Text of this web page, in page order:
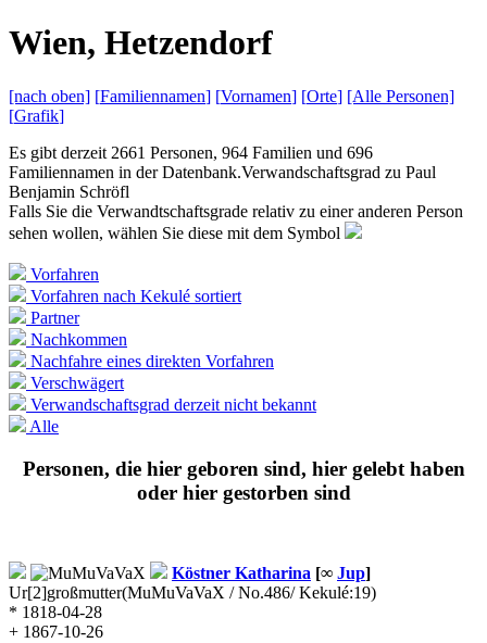
Wien, Hetzendorf
[nach oben] [Familiennamen] [Vornamen] [Orte] [Alle Personen]
[Grafik]
Es gibt derzeit 2661 Personen, 964 Familien und 696
Familiennamen in der Datenbank.Verwandschaftsgrad zu Paul
Benjamin Schröfl
Falls Sie die Verwandtschaftsgrade relativ zu einer anderen Person
sehen wollen, wählen Sie diese mit dem Symbol
Vorfahren
Vorfahren nach Kekulé sortiert
Partner
Nachkommen
Nachfahre eines direkten Vorfahren
Verschwägert
Verwandschaftsgrad derzeit nicht bekannt
Alle
Personen, die hier geboren sind, hier gelebt haben
oder hier gestorben sind
Köstner Katharina [∞ Jup]
Ur[2]großmutter(MuMuVaVaX / No.486/ Kekulé:19)
* 1818-04-28
+ 1867-10-26